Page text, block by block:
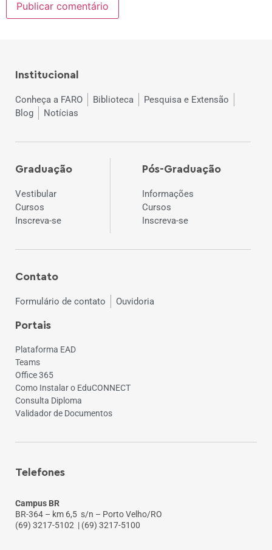
Institucional
Conheça a FARO Biblioteca
Pesquisa e Extensão
Blog
Notícias
Graduação
Vestibular
Cursos
Inscreva-se
Pós-Graduação
Informações
Cursos
Inscreva-se
Contato
Formulário de contato Ouvidoria
Portais
Plataforma EAD
Teams
Office 365
Como Instalar o EduCONNECT
Consulta Diploma
Validador de Documentos
Telefones
Campus BR
BR-364 – km 6,5 s/n – Porto Velho/RO
(69) 3217-5102 | (69) 3217-5100